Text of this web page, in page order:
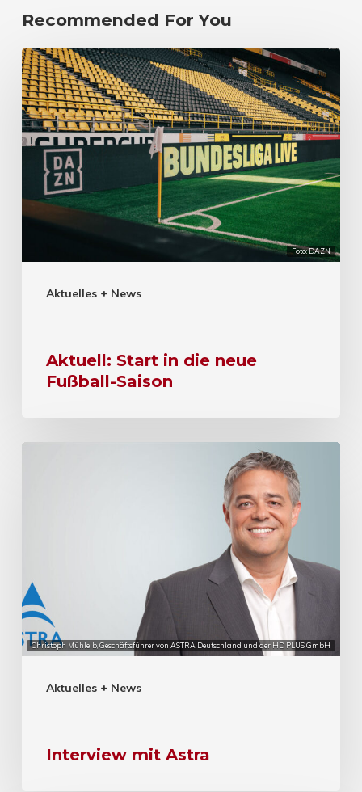
Recommended For You
Foto: DAZN
Aktuelles + News
Aktuell: Start in die neue
Fußball-Saison
Christoph Mühleib, Geschäftsführer von ASTRA Deutschland und der HD PLUS GmbH
Aktuelles + News
Interview mit Astra